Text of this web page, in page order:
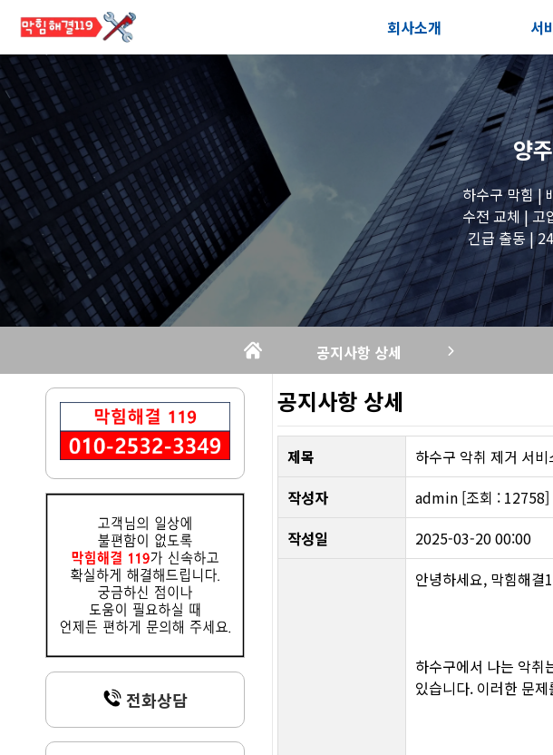
회사소개
공지사항
오시는길
서
서비
포
양
하수구 막힘 |
수전 교체 | 고
긴급 출동 |
공지사항 상세
전화상담
공지사항 상세
제목
하수구 악취 제거 서비
작성자
admin [조회 : 12758]
작성일
2025-03-20 00:00
안녕하세요, 막힘해결
하수구에서 나는 악취
있습니다. 이러한 문